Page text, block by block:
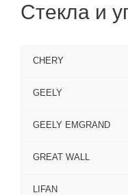
Стекла и
CHERY
GEELY
GEELY EMGRAND
GREAT WALL
LIFAN